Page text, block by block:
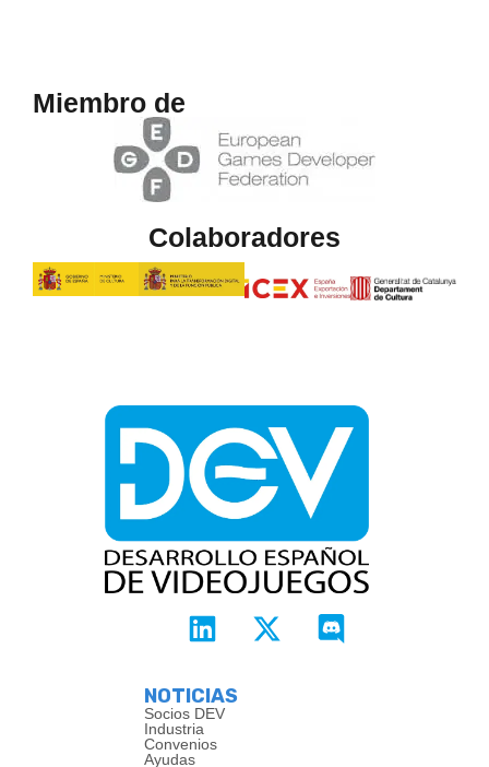
Miembro de
Colaboradores
NOTICIAS
Socios DEV
Industria
Convenios
Ayudas